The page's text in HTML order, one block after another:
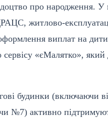
про народження.
житлово-
виплат на
«єМалятко»,
будинки (включаючи
№7) активно